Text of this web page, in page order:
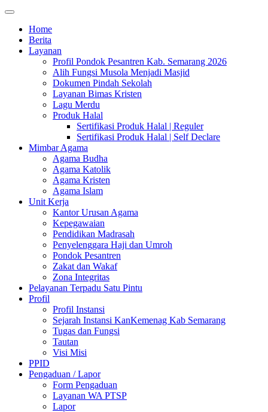
Home
Berita
Layanan
Profil Pondok Pesantren Kab. Semarang 2026
Alih Fungsi Musola Menjadi Masjid
Dokumen Pindah Sekolah
Layanan Bimas Kristen
Lagu Merdu
Produk Halal
Sertifikasi Produk Halal | Reguler
Sertifikasi Produk Halal | Self Declare
Mimbar Agama
Agama Budha
Agama Katolik
Agama Kristen
Agama Islam
Unit Kerja
Kantor Urusan Agama
Kepegawaian
Pendidikan Madrasah
Penyelenggara Haji dan Umroh
Pondok Pesantren
Zakat dan Wakaf
Zona Integritas
Pelayanan Terpadu Satu Pintu
Profil
Profil Instansi
Sejarah Instansi KanKemenag Kab Semarang
Tugas dan Fungsi
Tautan
Visi Misi
PPID
Pengaduan / Lapor
Form Pengaduan
Layanan WA PTSP
Lapor